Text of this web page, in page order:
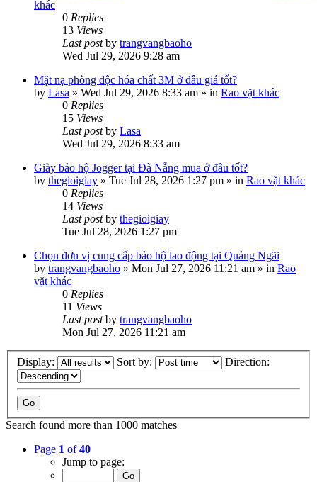
khác
0 Replies
13 Views
Last postby trangvangbaoho
Wed Jul 29, 2026 9:28 am
Mặt nạ phòng độc hóa chất 3M ở đâu giá tốt?
by Lasa » Wed Jul 29, 2026 8:33 am » in Rao vặt khác
0 Replies
15 Views
Last postby Lasa
Wed Jul 29, 2026 8:33 am
Giày bảo hộ Jogger tại Đà Nẵng mua ở đâu tốt?
by thegioigiay » Tue Jul 28, 2026 1:27 pm » in Rao vặt khác
0 Replies
14 Views
Last postby thegioigiay
Tue Jul 28, 2026 1:27 pm
Chọn đơn vị cung cấp bảo hộ lao động tại Quảng Ngãi
by trangvangbaoho » Mon Jul 27, 2026 11:21 am » in Rao
vặt khác
0 Replies
11 Views
Last postby trangvangbaoho
Mon Jul 27, 2026 11:21 am
Display: Sort by: Direction:
Search found more than 1000 matches
Page 1 of40
Jump to page: